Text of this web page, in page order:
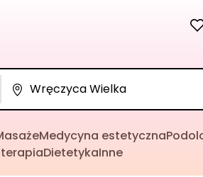
Medycyna estetyczna
DietetykaInne